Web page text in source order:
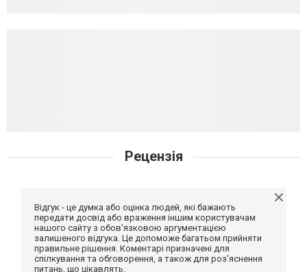
Рецензія
Відгук - це думка або оцінка людей, які бажають
передати досвід або враження іншим користувачам
нашого сайту з обов'язковою аргументацією
залишеного відгука. Це допоможе багатьом прийняти
правильне рішення. Коментарі призначені для
спілкування та обговорення, а також для роз'яснення
питань, що цікавлять.